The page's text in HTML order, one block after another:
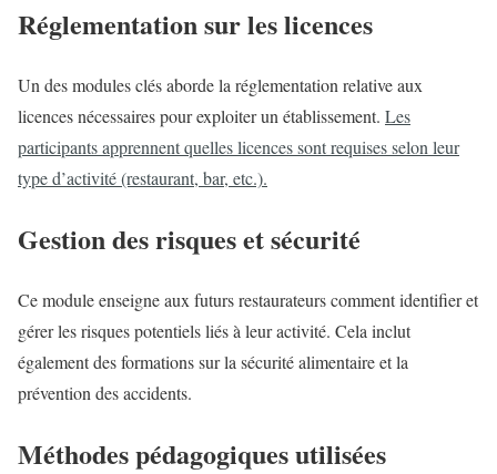
Réglementation sur les licences
Un des modules clés aborde la réglementation relative aux
licences nécessaires pour exploiter un établissement. Les
participants apprennent quelles licences sont requises selon leur
type d’activité (restaurant, bar, etc.).
Gestion des risques et sécurité
Ce module enseigne aux futurs restaurateurs comment identifier et
gérer les risques potentiels liés à leur activité. Cela inclut
également des formations sur la sécurité alimentaire et la
prévention des accidents.
Méthodes pédagogiques utilisées